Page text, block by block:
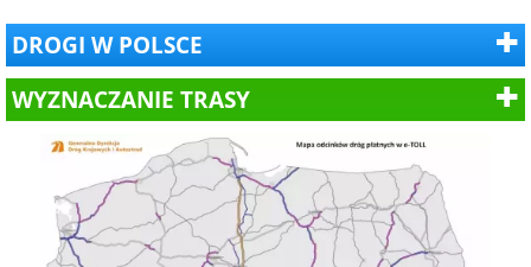
DROGI W POLSCE
WYZNACZANIE TRASY